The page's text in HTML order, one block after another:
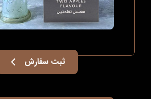
ثبت سفارش